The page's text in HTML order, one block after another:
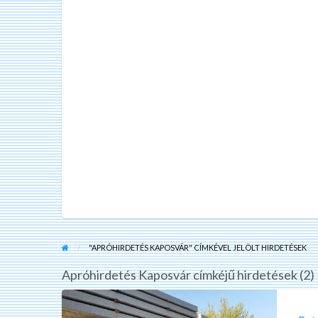
"APRÓHIRDETÉS KAPOSVÁR" CÍMKÉVEL JELÖLT HIRDETÉSEK
Apróhirdetés Kaposvár címkéjű hirdetések (2)
Betonoszlop